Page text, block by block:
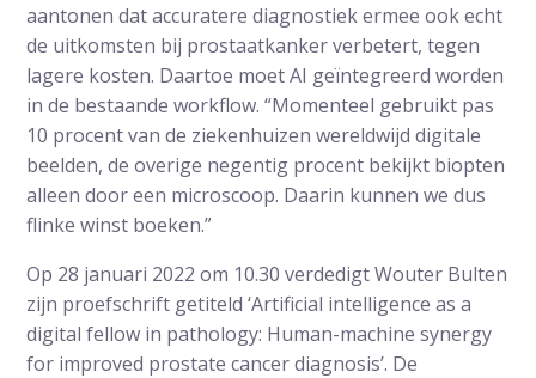
aantonen dat accuratere diagnostiek ermee ook echt
de uitkomsten bij prostaatkanker verbetert, tegen
lagere kosten. Daartoe moet AI geïntegreerd worden
in de bestaande workflow. “Momenteel gebruikt pas
10 procent van de ziekenhuizen wereldwijd digitale
beelden, de overige negentig procent bekijkt biopten
alleen door een microscoop. Daarin kunnen we dus
flinke winst boeken.”
Op 28 januari 2022 om 10.30 verdedigt Wouter Bulten
zijn proefschrift getiteld ‘Artificial intelligence as a
digital fellow in pathology: Human-machine synergy
for improved prostate cancer diagnosis’. De